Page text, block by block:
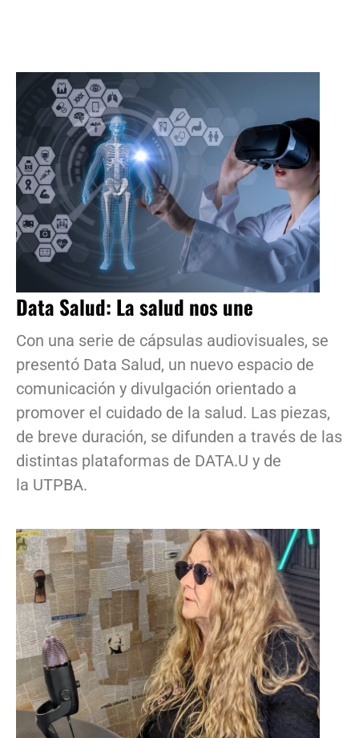
Data Salud: La salud nos une
Con una serie de cápsulas audiovisuales, se
presentó Data Salud, un nuevo espacio de
comunicación y divulgación orientado a
promover el cuidado de la salud. Las piezas,
de breve duración, se difunden a través de las
distintas plataformas de DATA.U y de
la UTPBA.